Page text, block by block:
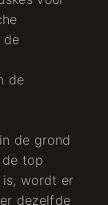
de
de
de grond
top
is, wordt er
dezelfde